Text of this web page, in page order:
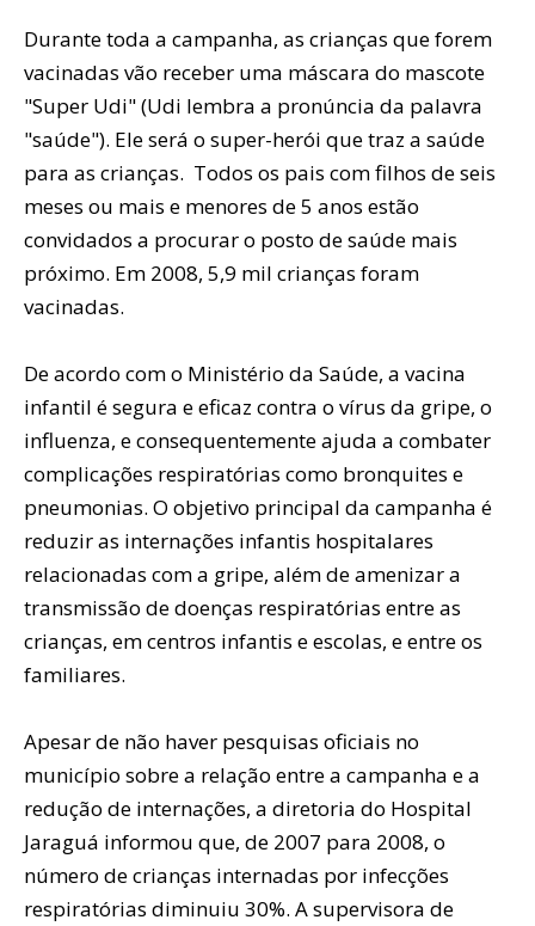
Durante toda a campanha, as crianças que forem
vacinadas vão receber uma máscara do mascote
"Super Udi" (Udi lembra a pronúncia da palavra
"saúde"). Ele será o super-herói que traz a saúde
para as crianças. Todos os pais com filhos de seis
meses ou mais e menores de 5 anos estão
convidados a procurar o posto de saúde mais
próximo. Em 2008, 5,9 mil crianças foram
vacinadas.
De acordo com o Ministério da Saúde, a vacina
infantil é segura e eficaz contra o vírus da gripe, o
influenza, e consequentemente ajuda a combater
complicações respiratórias como bronquites e
pneumonias. O objetivo principal da campanha é
reduzir as internações infantis hospitalares
relacionadas com a gripe, além de amenizar a
transmissão de doenças respiratórias entre as
crianças, em centros infantis e escolas, e entre os
familiares.
Apesar de não haver pesquisas oficiais no
município sobre a relação entre a campanha e a
redução de internações, a diretoria do Hospital
Jaraguá informou que, de 2007 para 2008, o
número de crianças internadas por infecções
respiratórias diminuiu 30%. A supervisora de